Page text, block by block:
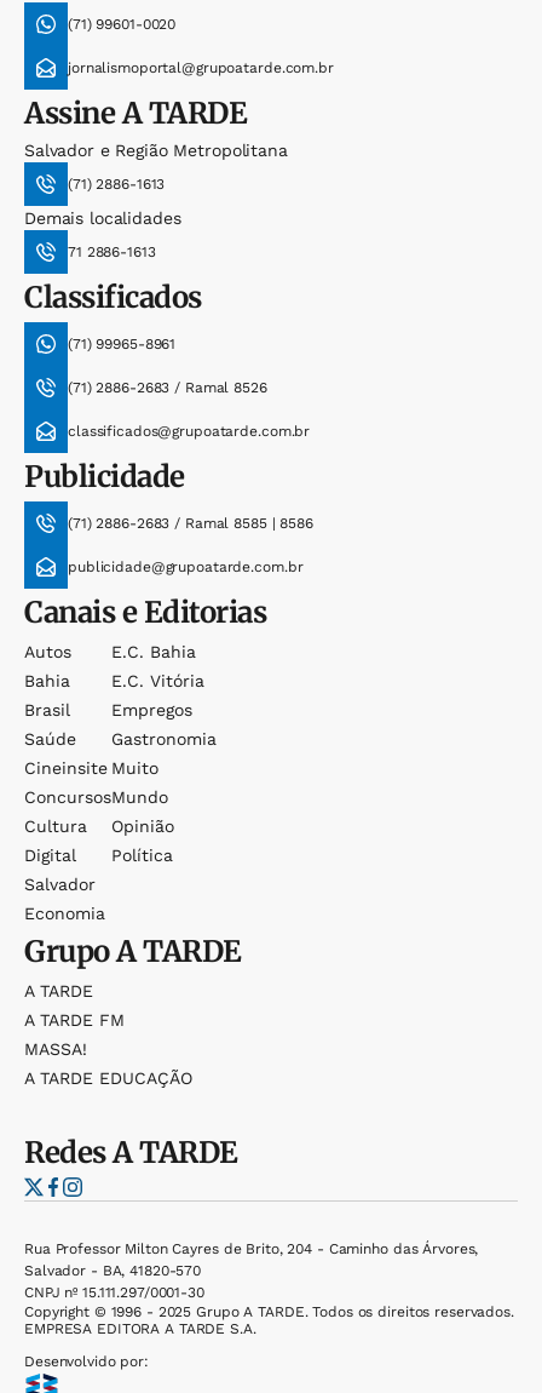
(71) 99601-0020
jornalismoportal@grupoatarde.com.br
AssineA TARDE
Salvador e Região Metropolitana
(71) 2886-1613
Demais localidades
71 2886-1613
Classificados
(71) 99965-8961
(71) 2886-2683 / Ramal 8526
classificados@grupoatarde.com.br
Publicidade
(71) 2886-2683 / Ramal 8585 | 8586
publicidade@grupoatarde.com.br
Canais e Editorias
Autos
Bahia
Brasil
Saúde
Cineinsite
Concursos
Cultura
Digital
Salvador
Economia
E.c. Bahia
E.c. Vitória
Empregos
Gastronomia
Muito
Mundo
Opinião
Política
GrupoA TARDE
A TARDE
A TARDE FM
MASSA!
A TARDE EDUCAÇÃO
RedesA TARDE
Rua Professor Milton Cayres de Brito, 204 - Caminho das Árvores,
Salvador - BA, 41820-570
CNPJ nº 15.111.297/0001-30
Copyright © 1996 - 2025 Grupo A TARDE. Todos os direitos reservados.
EMPRESA EDITORA A TARDE S.A.
Desenvolvido por: